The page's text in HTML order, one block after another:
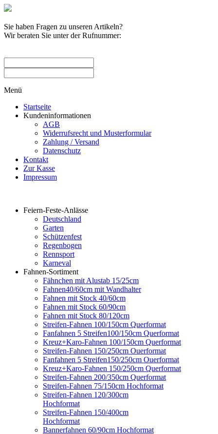
Sie haben Fragen zu unseren Artikeln?
Wir beraten Sie unter der Rufnummer:
Menü
Startseite
Kundeninformationen
AGB
Widerrufsrecht und Musterformular
Zahlung / Versand
Datenschutz
Kontakt
Zur Kasse
Impressum
Feiern-Feste-Anlässe
Deutschland
Garten
Schützenfest
Regenbogen
Rennsport
Karneval
Fahnen-Sortiment
Fähnchen mit Alustab 15/25cm
Fahnen40/60cm mit Wandhalter
Fahnen mit Stock 40/60cm
Fahnen mit Stock 60/90cm
Fahnen mit Stock 80/120cm
Streifen-Fahnen 100/150cm Querformat
Fanfahnen 5 Streifen100/150cm Querformat
Kreuz+Karo-Fahnen 100/150cm Querformat
Streifen-Fahnen 150/250cm Ouerformat
Fanfahnen 5 Streifen150/250cm Ouerformat
Kreuz+Karo-Fahnen 150/250cm Querformat
Streifen-Fahnen 200/350cm Querformat
Streifen-Fahnen 75/150cm Hochformat
Streifen-Fahnen 120/300cm
Hochformat
Streifen-Fahnen 150/400cm
Hochformat
Bannerfahnen 60/90cm Hochformat